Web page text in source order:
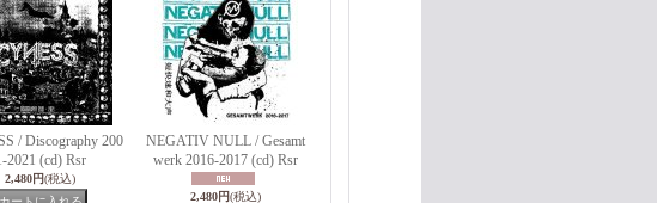
/ Discography 200
2021 (cd) Rsr
2,480円(税込)
NEGATIV NULL / Gesamt
werk 2016-2017 (cd) Rsr
2,480円(税込)